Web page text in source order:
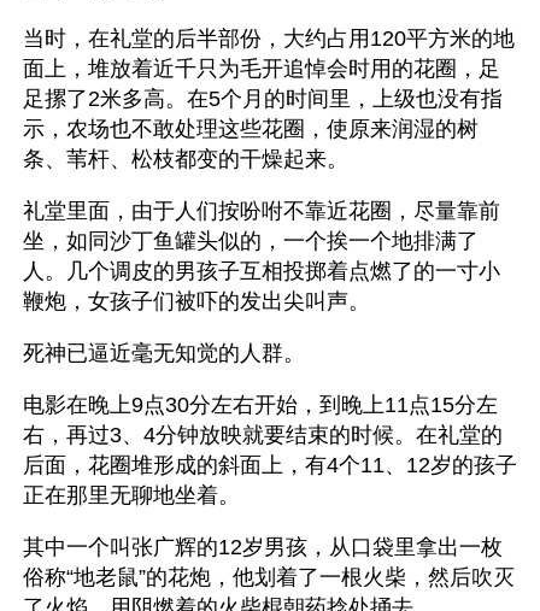
当时，在礼堂的后半部份，大约占用120平方米的地
面上，堆放着近千只为毛开追悼会时用的花圈，足
足摞了2米多高。在5个月的时间里，上级也没有指
示，农场也不敢处理这些花圈，使原来润湿的树
条、苇杆、松枝都变的干燥起来。
礼堂里面，由于人们按吩咐不靠近花圈，尽量靠前
坐，如同沙丁鱼罐头似的，一个挨一个地排满了
人。几个调皮的男孩子互相投掷着点燃了的一寸小
鞭炮，女孩子们被吓的发出尖叫声。
死神已逼近毫无知觉的人群。
电影在晚上9点30分左右开始，到晚上11点15分左
右，再过3、4分钟放映就要结束的时候。在礼堂的
后面，花圈堆形成的斜面上，有4个11、12岁的孩子
正在那里无聊地坐着。
其中一个叫张广辉的12岁男孩，从口袋里拿出一枚
俗称“地老鼠”的花炮，他划着了一根火柴，然后吹灭